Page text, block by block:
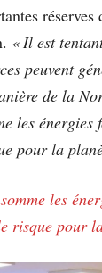
« Il est
peuvent
de la
les énergies
pour la
les
risque pour